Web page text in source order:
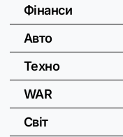
Фінанси
Авто
Техно
WAR
Світ